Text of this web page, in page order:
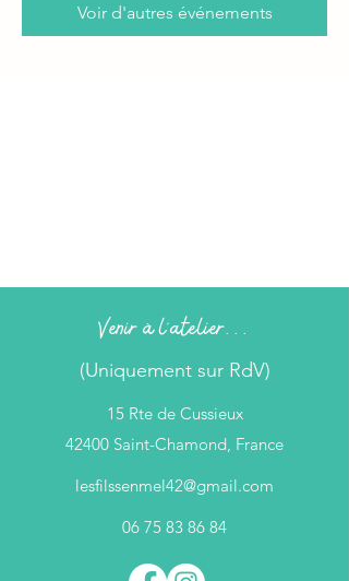
Voir d'autres événements
Venir à l'atelier...
(Uniquement sur RdV)
15 Rte de Cussieux
42400 Saint-Chamond, France
lesfilssenmel42@gmail.com
06 75 83 86 84